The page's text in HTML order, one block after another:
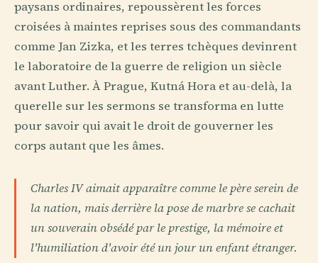
paysans ordinaires, repoussèrent les forces
croisées à maintes reprises sous des commandants
comme Jan Zizka, et les terres tchèques devinrent
le laboratoire de la guerre de religion un siècle
avant Luther. À Prague, Kutná Hora et au-delà, la
querelle sur les sermons se transforma en lutte
pour savoir qui avait le droit de gouverner les
corps autant que les âmes.
Charles IV aimait apparaître comme le père serein de
la nation, mais derrière la pose de marbre se cachait
un souverain obsédé par le prestige, la mémoire et
l'humiliation d'avoir été un jour un enfant étranger.